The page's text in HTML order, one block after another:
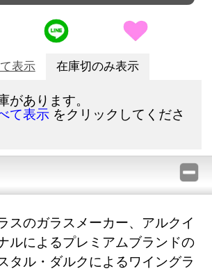
表示 在庫切のみ表示
があります。
て表示 をクリックしてくださ
スのガラスメーカー、アルクイ
ルによるプレミアムブランドの
タル・ダルクによるワイングラ